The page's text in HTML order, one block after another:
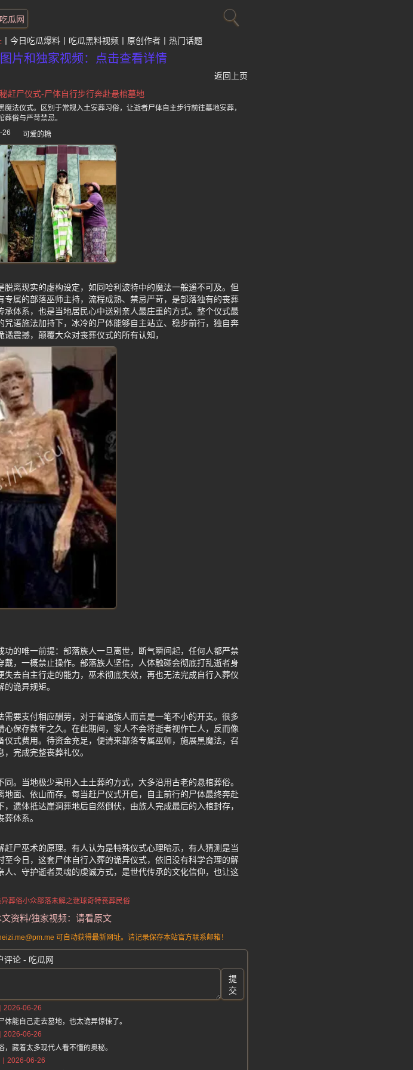
吃瓜网
今日吃瓜爆料 吃瓜黑料视频 原创作者 热门话题
片和独家视频：点击查看详情
返回上页
赶尸仪式-尸体自行步行奔赴悬棺墓地
法仪式。区别于常规入土安葬习俗，让逝者尸体自主步行前往墓地安葬，
葬俗与严苛禁忌。
26
可爱的糖
离现实的虚构设定，如同哈利波特中的魔法一般遥不可及。但
属的部落巫师主持，流程成熟、禁忌严苛，是部落独有的丧葬
体系，也是当地居民心中送别亲人最庄重的方式。整个仪式最
语施法加持下，冰冷的尸体能够自主站立、稳步前行，独自奔
震撼，颠覆大众对丧葬仪式的所有认知，
的唯一前提：部落族人一旦离世，断气瞬间起，任何人都严禁
，一概禁止操作。部落族人坚信，人体触碰会彻底打乱逝者身
去自主行走的能力，巫术彻底失效，再也无法完成自行入葬仪
诡异规矩。
要支付相应酬劳，对于普通族人而言是一笔不小的开支。很多
保存数年之久。在此期间，家人不会将逝者视作亡人，反而像
式费用。待资金充足，便请来部落专属巫师，施展黑魔法，召
完成完整丧葬礼仪。
。当地极少采用入土土葬的方式，大多沿用古老的悬棺葬俗。
面、依山而存。每当赶尸仪式开启，自主前行的尸体最终奔赴
遗体抵达崖洞葬地后自然倒伏，由族人完成最后的入棺封存，
体系。
尸巫术的原理。有人认为是特殊仪式心理暗示，有人猜测是当
今日，这套尸体自行入葬的诡异仪式，依旧没有科学合理的解
、守护逝者灵魂的虔诚方式，是世代传承的文化信仰，也让这
葬俗小众部落未解之谜球奇特丧葬民俗
资料/独家视频：请看原文
可自动获得最新网址。请记录保存本站官方联系邮箱！
评论 - 吃瓜网
提
交
2026-06-26
能自己走去墓地，也太诡异惊悚了。
2026-06-26
藏着太多现代人看不懂的奥秘。
2026-06-26